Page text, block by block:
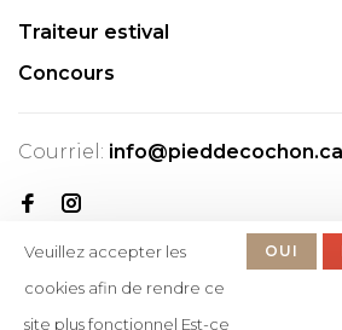
Traiteur estival
Concours
Courriel: info@pieddecochon.ca
Veuillez accepter les
cookies afin de rendre ce
site plus fonctionnel Est-ce
OUI